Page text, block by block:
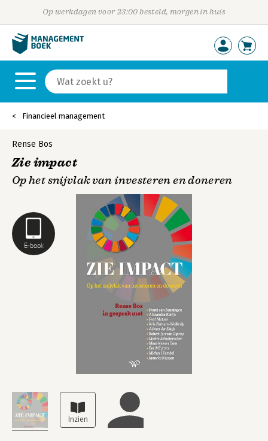
Op werkdagen voor 23:00 besteld, morgen in huis
Financieel management
E-book
Rense Bos
Zie impact
Op het snijvlak van investeren en doneren